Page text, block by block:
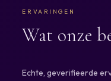
ERVARINGEN
Wat onze
Echte, geverifieerde